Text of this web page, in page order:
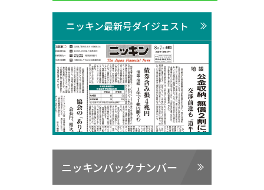
ニッキン最新号ダイジェスト
ニッキンバックナンバー